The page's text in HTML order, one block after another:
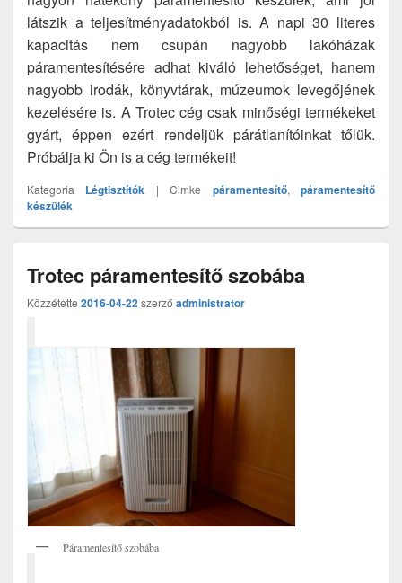
látszik a teljesítményadatokból is. A napi 30 literes
kapacitás nem csupán nagyobb lakóházak
páramentesítésére adhat kiváló lehetőséget, hanem
nagyobb irodák, könyvtárak, múzeumok levegőjének
kezelésére is. A Trotec cég csak minőségi termékeket
gyárt, éppen ezért rendeljük párátlanítóinkat tőlük.
Próbálja ki Ön is a cég termékeit!
Kategoria Légtisztítók |Cimke páramentesítő,páramentesítő
készülék
Trotec páramentesítő szobába
Közzétette 2016-04-22szerző administrator
Páramentesítő szobába